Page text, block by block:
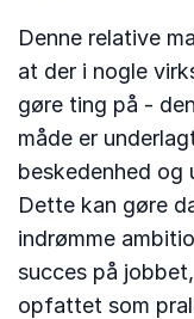
Denne relative
at der i nogle
gøre ting på -
måde er
beskedenhed og
Dette kan gøre
indrømme
succes på
opfattet som